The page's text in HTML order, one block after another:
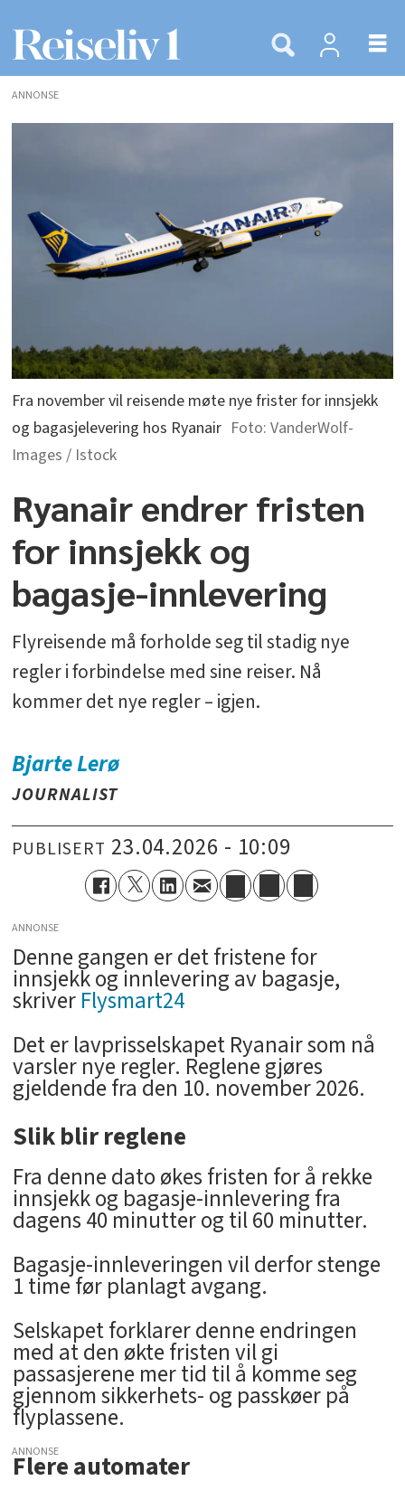
ANNONSE
Fra november vil reisende møte nye frister for innsjekk
og bagasjelevering hos Ryanair
VanderWolf-
Images / Istock
Ryanair endrer fristen
for innsjekk og
bagasje-innlevering
Flyreisende må forholde seg til stadig nye
regler i forbindelse med sine reiser. Nå
kommer det nye regler – igjen.
BjarteLerø
JOURNALIST
PUBLISERT 23.04.2026 - 10:09
ANNONSE
Denne gangen er det fristene for
innsjekk og innlevering avbagasje,
skriverFlysmart24
Det er lavprisselskapet Ryanair som nå
varsler nye regler. Reglene gjøres
gjeldende fra den 10. november 2026.
Slik blir reglene
Fra denne dato økes fristen for å rekke
innsjekk og bagasje-innlevering fra
dagens 40 minutter og til 60 minutter.
Bagasje-innleveringen vil derfor stenge
1 time før planlagt avgang.
Selskapet forklarer denne endringen
med at den økte fristen vil gi
passasjerene mer tid til å komme seg
gjennom sikkerhets- og passkøer på
flyplassene.
ANNONSE
Flere automater